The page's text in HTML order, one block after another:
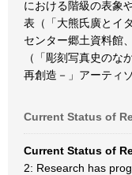
における階級の表象
表（「大熊氏廣とイ
センター郷土資料館
（「彫刻写真史の
再創造－」アーティ
Current Status of
Current Status of
2: Research has